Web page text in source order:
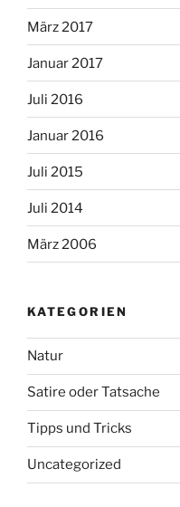
März 2017
Januar 2017
Juli 2016
Januar 2016
Juli 2015
Juli 2014
März 2006
KATEGORIEN
Natur
Satire oder Tatsache
Tipps und Tricks
Uncategorized